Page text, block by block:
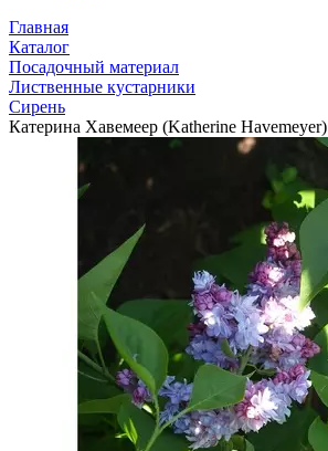
Главная
Каталог
Посадочный материал
Лиственные кустарники
Сирень
Катерина Хавемеер (Katherine Havemeyer)